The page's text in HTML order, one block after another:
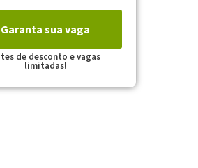
Garanta sua vaga
de desconto e vagas
limitadas!